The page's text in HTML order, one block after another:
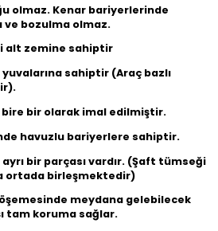
olmaz. Kenar bariyerlerinde
ve bozulma olmaz.
alt zemine sahiptir
sahiptir (Araç bazlı
bire bir olarak imal edilmiştir.
havuzlu bariyerlere sahiptir.
bir parçası vardır. (Şaft tümseği
ortada birleşmektedir)
meydana gelebilecek
tam koruma sağlar.